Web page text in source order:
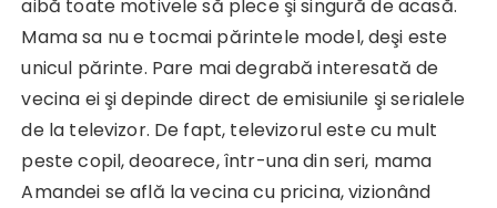
aibă toate motivele să plece şi singură de acasă.
Mama sa nu e tocmai părintele model, deşi este
unicul părinte. Pare mai degrabă interesată de
vecina ei şi depinde direct de emisiunile şi serialele
de la televizor. De fapt, televizorul este cu mult
peste copil, deoarece, într-una din seri, mama
Amandei se află la vecina cu pricina, vizionând